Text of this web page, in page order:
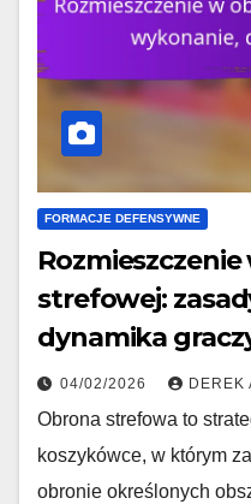
FORMACJE DEFENSYWNE
strefowej:
dynamika
04/02/2026 DEREK
Obrona strefowa to
koszykówce, w którym
obronie określonych